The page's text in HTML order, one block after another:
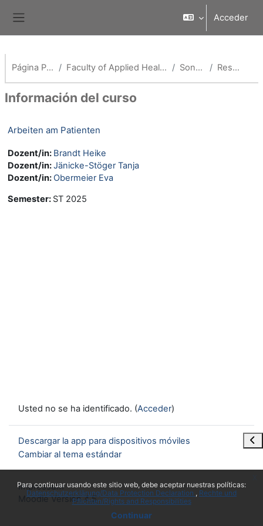
Para continuar usando este sitio web, debe aceptar nuestras políticas:
Datenschutzerklärung/Data Protection Declaration
Rechte und
Pflichten/Rights and Responsibilities
Continuar
Acceder
Página Principal Faculty of Applied Healthcare Science Sonstiges Resumen
Información del curso
Arbeiten am Patienten
Dozent/in: Brandt Heike
Dozent/in:Jänicke-Stöger Tanja
Dozent/in: Obermeier Eva
Semester: ST 2025
Usted no se ha identificado. (Acceder)
Descargar la app para dispositivos móviles
Cambiar al tema estándar
Impressum
Moodle Version 4.5